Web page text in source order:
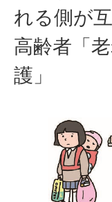
れる側が
高齢者「
護」